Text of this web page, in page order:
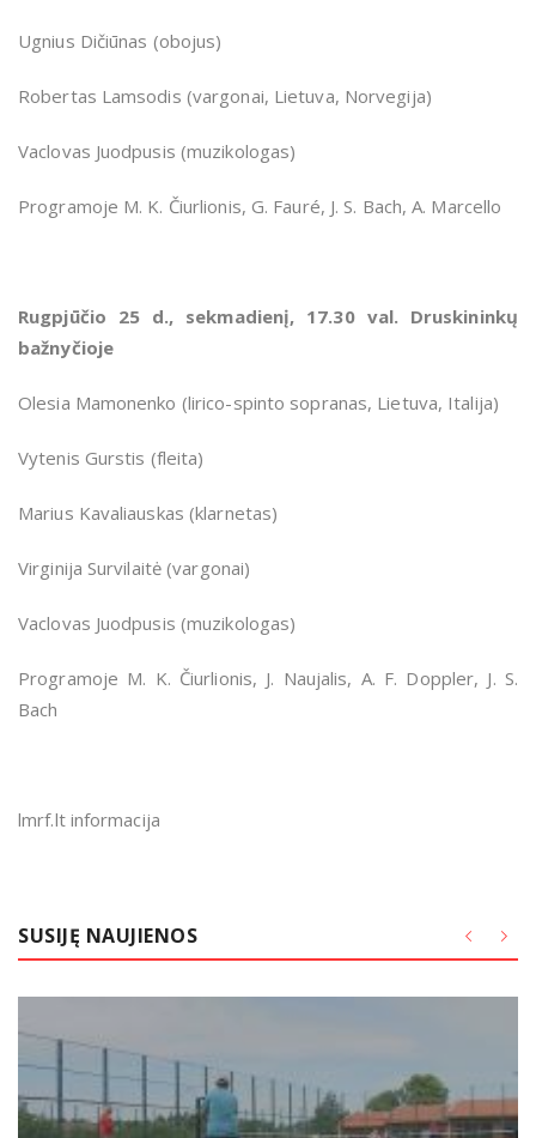
Ugnius Dičiūnas (obojus)
Robertas Lamsodis (vargonai, Lietuva, Norvegija)
Vaclovas Juodpusis (muzikologas)
Programoje M. K. Čiurlionis, G. Fauré, J. S. Bach, A. Marcello
Rugpjūčio 25 d., sekmadienį, 17.30 val. Druskininkų
bažnyčioje
Olesia Mamonenko (lirico-spinto sopranas, Lietuva, Italija)
Vytenis Gurstis (fleita)
Marius Kavaliauskas (klarnetas)
Virginija Survilaitė (vargonai)
Vaclovas Juodpusis (muzikologas)
Programoje M. K. Čiurlionis, J. Naujalis, A. F. Doppler, J. S.
Bach
lmrf.lt informacija
SUSIJĘ NAUJIENOS